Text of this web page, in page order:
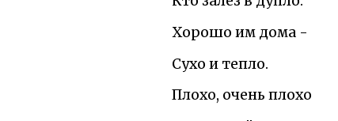
Хорошо им дома -
Сухо и тепло.
Плохо, очень плохо